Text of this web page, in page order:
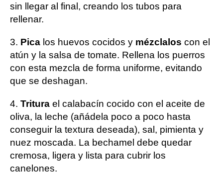
sin llegar al final, creando los tubos para
rellenar.
3. Pica los huevos cocidos y mézclalos con el
atún y la salsa de tomate. Rellena los puerros
con esta mezcla de forma uniforme, evitando
que se deshagan.
4. Tritura el calabacín cocido con el aceite de
oliva, la leche (añádela poco a poco hasta
conseguir la textura deseada), sal, pimienta y
nuez moscada. La bechamel debe quedar
cremosa, ligera y lista para cubrir los
canelones.